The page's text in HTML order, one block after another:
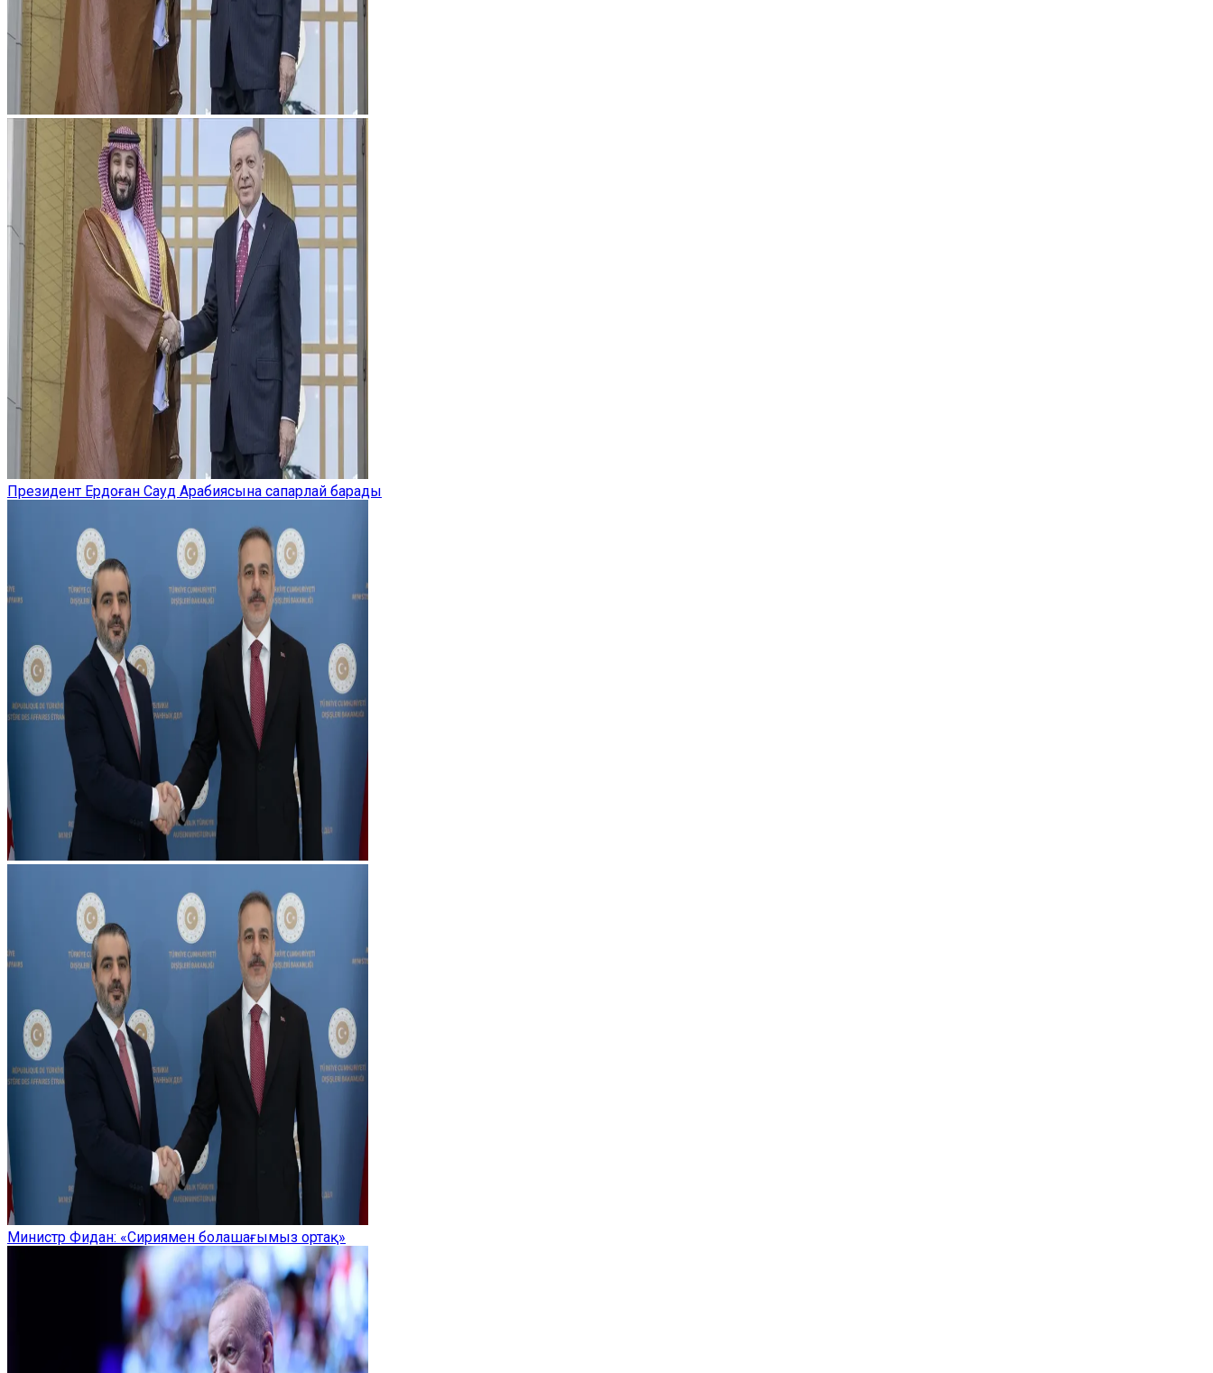
Президент Ердоған Сауд Арабиясына сапарлай барады
Министр Фидан: «Сириямен болашағымыз ортақ»